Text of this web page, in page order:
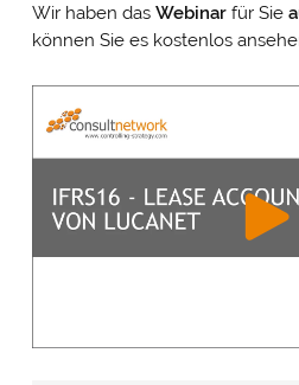
Wir haben das Webinar für Sie
können Sie es kostenlos